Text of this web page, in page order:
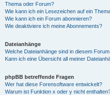
Thema oder Forum?
Wie kann ich ein Lesezeichen auf ein
Wie kann ich ein Forum abonnieren?
Wie deaktiviere ich meine Abonnements?
Dateianhänge
Welche Dateianhänge sind in diesem
Kann ich eine Übersicht all meiner
phpBB betreffende Fragen
Wer hat diese Forensoftware entwickelt?
Warum ist Funktion x oder y nicht